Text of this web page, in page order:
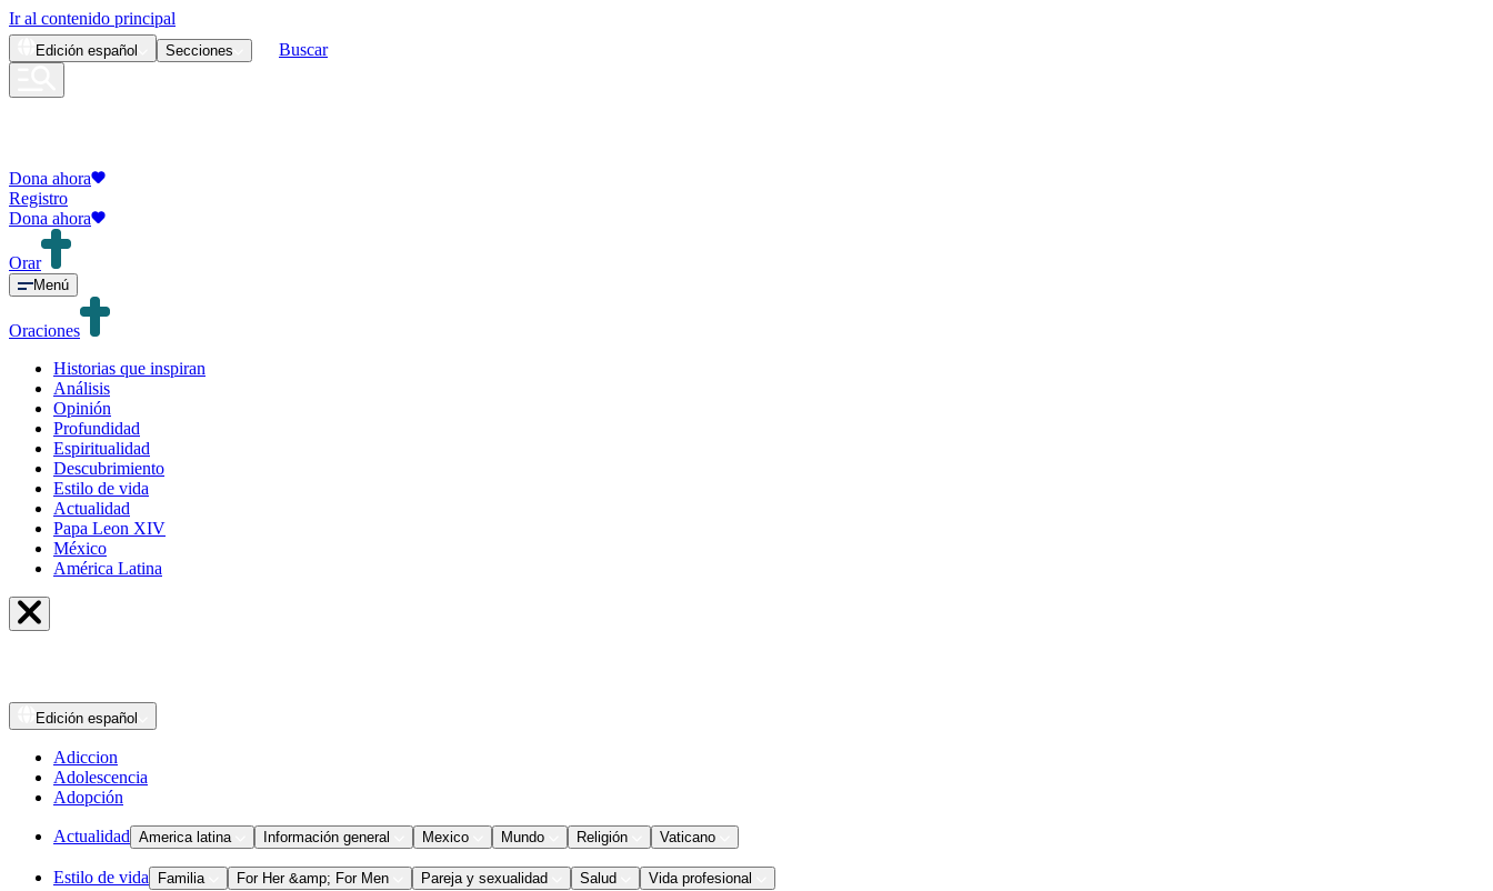
Ir al contenido principal
Edición español Secciones Buscar
Dona ahora
Registro
Dona ahora
Orar
Menú
Oraciones
Historias que inspiran
Análisis
Opinión
Profundidad
Espiritualidad
Descubrimiento
Estilo de vida
Actualidad
Papa Leon XIV
México
América Latina
Edición español
Adiccion
Adolescencia
Adopción
Actualidad America latina Información general Mexico Mundo Religión Vaticano
Estilo de vida Familia For Her &amp; For Men Pareja y sexualidad Salud Vida profesional